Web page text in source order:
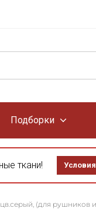
Подборки
ткани!
(для рушников и